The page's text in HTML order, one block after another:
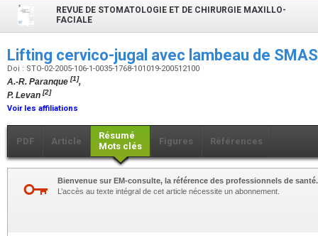
REVUE DE STOMATOLOGIE ET DE CHIRURGIE MAXILLO-
FACIALE
Lifting cervico-jugal avec lambeau de
Doi : STO-02-2005-106-1-0035-1768-101019-200512100
A.-R. Paranque [1],
P. Levan [2]
Voir les affiliations
PDF Article
Résumé
Mots clés
Figures Références
Bienvenue sur EM-consulte, la référence des professionnels de santé.
L’accès au texte intégral de cet article nécessite un abonnement.